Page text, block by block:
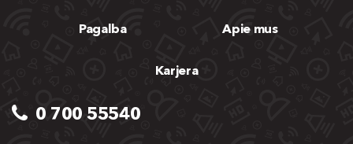
Pagalba Apie mus
Karjera
0 700 55540